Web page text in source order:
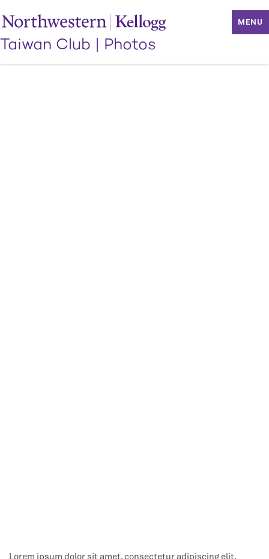
MENU
Taiwan Club | Photos
Lorem ipsum dolor sit amet, consectetur adipiscing elit.